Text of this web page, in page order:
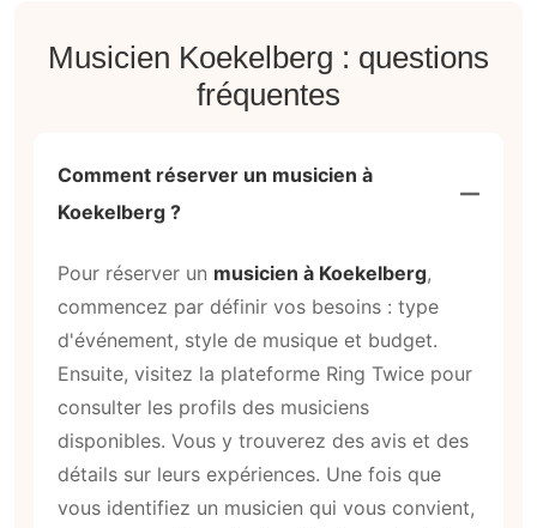
Musicien Koekelberg : questions
fréquentes
Comment réserver un musicien à
Koekelberg ?
Pour réserver un musicien à Koekelberg,
commencez par définir vos besoins : type
d'événement, style de musique et budget.
Ensuite, visitez la plateforme Ring Twice pour
consulter les profils des musiciens
disponibles. Vous y trouverez des avis et des
détails sur leurs expériences. Une fois que
vous identifiez un musicien qui vous convient,